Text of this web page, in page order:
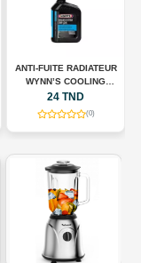
ANTI-FUITE RADIATEUR
WYNN’S COOLING
SYSTEM STOP LEAK –
325 ML
24 TND
(0)